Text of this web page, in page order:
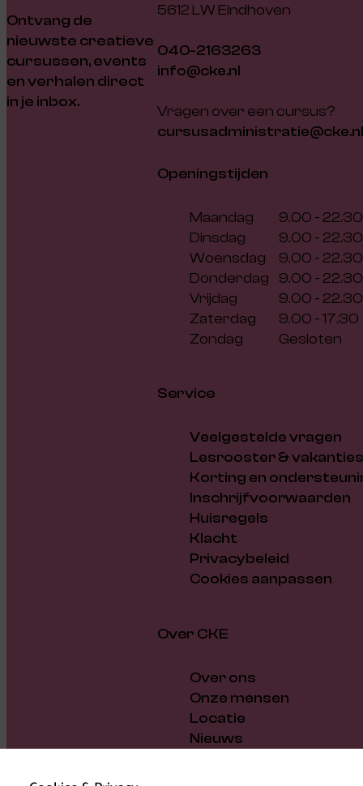
Ontvang de
nieuwste creatieve
cursussen, events
en verhalen direct
in je inbox.
5612 LW Eindhoven
040-2163263
info@cke.nl
Vragen over een cursus?
cursusadministratie@cke.nl
Openingstijden
Maandag
9.00 - 22.30
Dinsdag
9.00 - 22.30
Woensdag
9.00 - 22.30
Donderdag
9.00 - 22.30
Vrijdag
9.00 - 22.30
Zaterdag
9.00 - 17.30
Zondag
Gesloten
Service
Veelgestelde vragen
Lesrooster & vakanties
Korting en
Inschrijfvoorwaarden
Huisregels
Klacht
Privacybeleid
Cookies aanpassen
Over CKE
Over ons
Onze mensen
Locatie
Nieuws